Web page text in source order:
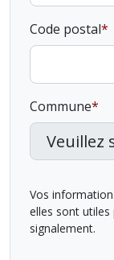
Code postal
Commune
Vos
elles sont
signalement.